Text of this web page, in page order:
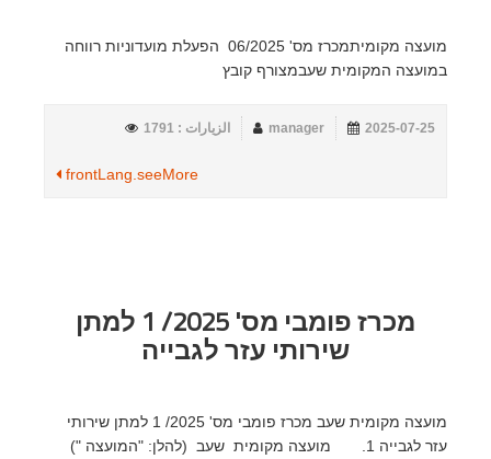
מועצה מקומיתמכרז מס' 06/2025 הפעלת מועדוניות רווחה
במועצה המקומית שעבמצורף קובץ
2025-07-25
manager الزيارات : 1791
frontLang.seeMore
מכרז פומבי מס' 2025/ 1 למתן
שירותי עזר לגבייה
מועצה מקומית שעב מכרז פומבי מס' 2025/ 1 למתן שירותי
עזר לגבייה 1. מועצה מקומית שעב (להלן: "המועצה ")